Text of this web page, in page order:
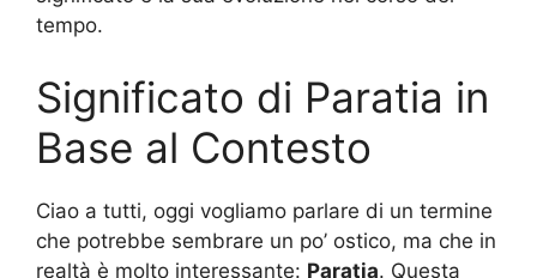
tempo.
Significato di Paratia in
Base al Contesto
Ciao a tutti, oggi vogliamo parlare di un termine
che potrebbe sembrare un po’ ostico, ma che in
realtà è molto interessante: Paratia. Questa